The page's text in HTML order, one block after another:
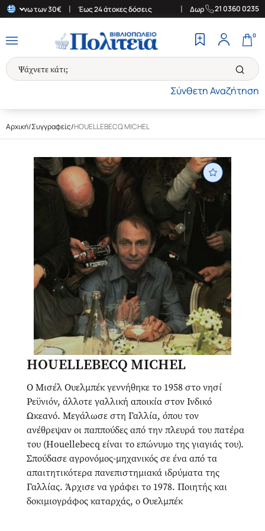
άνω των 30€ | Έως 24 άτοκες δόσεις Δωρεάν Μεταφορικά στην
21 0360 0235
Σύνθετη Αναζήτηση
0
Αρχική/Συγγραφείς/HOUELLEBECQ MICHEL
HOUELLEBECQ MICHEL
Ο Μισέλ Ουελμπέκ γεννήθηκε το 1958 στο νησί
Ρεϋνιόν, άλλοτε γαλλική αποικία στον Ινδικό
Ωκεανό. Μεγάλωσε στη Γαλλία, όπου τον
ανέθρεψαν οι παππούδες από την πλευρά του πατέρα
του (Houellebecq είναι το επώνυμο της γιαγιάς του).
Σπούδασε αγρονόμος-μηχανικός σε ένα από τα
απαιτητικότερα πανεπιστημιακά ιδρύματα της
Γαλλίας. Άρχισε να γράφει το 1978. Ποιητής και
δοκιμιογράφος καταρχάς, ο Ουελμπέκ